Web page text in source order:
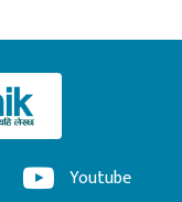
Youtube